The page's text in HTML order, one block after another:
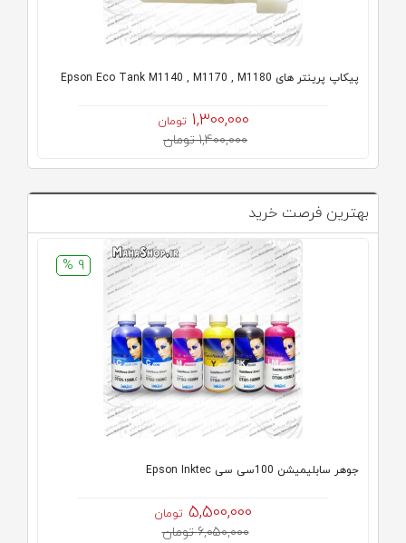
پیکاپ پرینتر های Epson Eco Tank M1140 , M1170 , M1180
1,300,000 تومان
1,400,000 تومان
بهترین فرصت خرید
9 %
جوهر سابلیمیشن 100سی سی Epson Inktec
5,500,000 تومان
6,050,000 تومان